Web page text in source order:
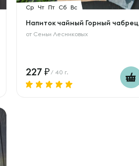
Ср Чт Пт Сб Вс
Напиток чайный Горный чабрец
от Семьи Лесниковых
227 / 40 г.